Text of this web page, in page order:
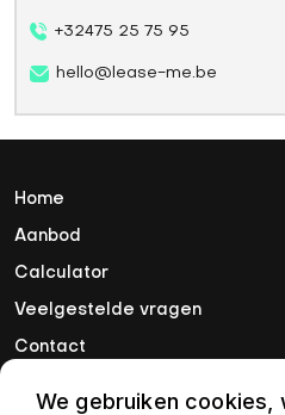
+32475 25 75 95
hello@lease-me.be
Home
Aanbod
Calculator
Veelgestelde vragen
Contact
We gebruiken cookies,